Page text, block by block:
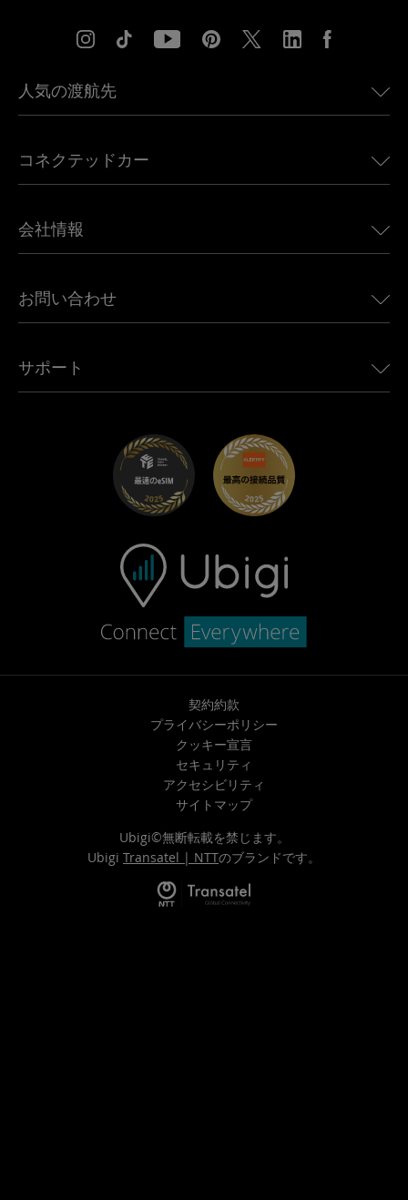
人気の渡航先
ヨーロッパ向けeSIM
カナダ向けeSIM
アフリカ向けeSIM
すべての目的地を見る
コネクテッドカー
Land Rover向けUbigi
Jeep向けUbigi
Mini向けUbigi
Maserati向けUbigi
会社情報
Ubigi関連プレス
Ubigiアプリ
お問い合わせ
アフェリエイトプログラム
サポート
トラブルシューティング
ヘルプセンター
お問い合わせ先
契約約款
プライバシーポリシー
クッキー宣言
セキュリティ
アクセシビリティ
サイトマップ
Ubigi©無断転載を禁じます。
Ubigi Transatel | NTTのブランドです。